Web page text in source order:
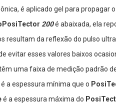
é aplicado gel para propagar
200é abaixada, ela
resultam da reflexão do pulso
evitar esses valores baixos
uma faixa de medição padrão
é a espessura mínima que o
é a espessura máxima do